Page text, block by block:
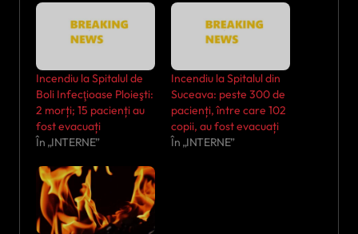
Incendiu la Spitalul de
Boli Infecţioase Ploieşti:
2 morți; 15 pacienți au
fost evacuați
În „INTERNE”
Incendiu la Spitalul din
Suceava: peste 300 de
pacienți, între care 102
copii, au fost evacuați
În „INTERNE”